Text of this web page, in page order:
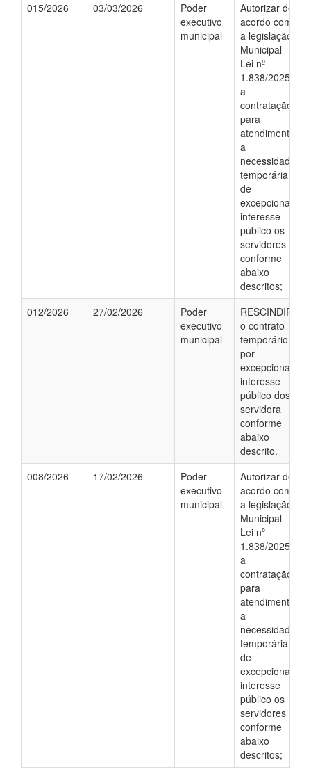
015/2026
03/03/2026
Poder
executivo
municipal
Autorizar de
acordo com
a legislação
Municipal
Lei nº
1.838/2025;
a
contratação,
para
atendimento
a
necessidade
temporária
de
excepcional
interesse
público os
servidores
conforme
abaixo
descritos;
012/2026
27/02/2026
Poder
executivo
municipal
RESCINDIR,
o contrato
temporário
por
excepcional
interesse
público dos
servidora
conforme
abaixo
descrito.
008/2026
17/02/2026
Poder
executivo
municipal
Autorizar de
acordo com
a legislação
Municipal
Lei nº
1.838/2025;
a
contratação,
para
atendimento
a
necessidade
temporária
de
excepcional
interesse
público os
servidores
conforme
abaixo
descritos;